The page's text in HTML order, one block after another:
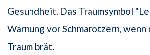
Gesundheit. Das Traumsymbol
Warnung vor Schmarotzern, wenn
Traum brät.